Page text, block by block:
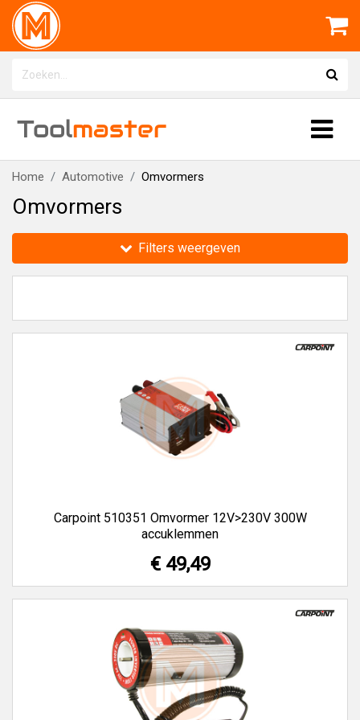
Toolmaster
Home Automotive Omvormers
Omvormers
Filters weergeven
Carpoint 510351 Omvormer 12V>230V 300W
accuklemmen
€ 49,49